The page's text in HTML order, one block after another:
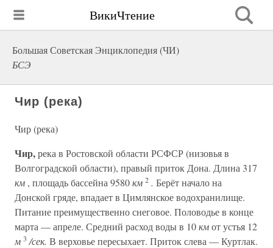
ВикиЧтение
Большая Советская Энциклопедия (ЧИ)
БСЭ
Чир (река)
Чир (река)
Чир,река в Ростовской области РСФСР (низовья в
Волгоградской области), правый приток Дона. Длина 317
км , площадь бассейна 9580км 2 . Берёт начало на
Донской гряде, впадает в Цимлянское водохранилище.
Питание преимущественно снеговое. Половодье в конце
марта — апреле. Средний расход воды в 10кмот устья 12
м 3 /сек. В верховье пересыхает. Приток слева — Куртлак.